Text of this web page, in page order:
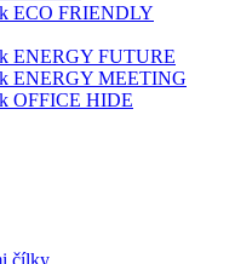
ECO FRIENDLY
ENERGY FUTURE
ENERGY MEETING
OFFICE HIDE
čílky